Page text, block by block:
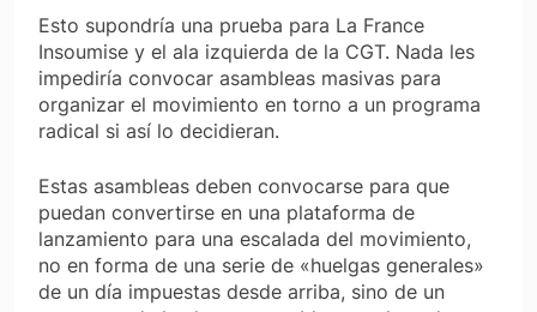
Esto supondría una prueba para La France
Insoumise y el ala izquierda de la CGT. Nada les
impediría convocar asambleas masivas para
organizar el movimiento en torno a un programa
radical si así lo decidieran.
Estas asambleas deben convocarse para que
puedan convertirse en una plataforma de
lanzamiento para una escalada del movimiento,
no en forma de una serie de «huelgas generales»
de un día impuestas desde arriba, sino de un